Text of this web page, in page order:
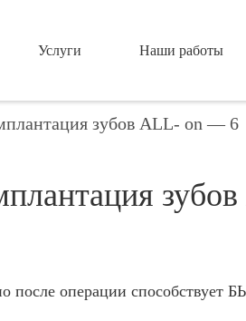
Услуги Наши работы
зубов ALL- on — 6
после операции